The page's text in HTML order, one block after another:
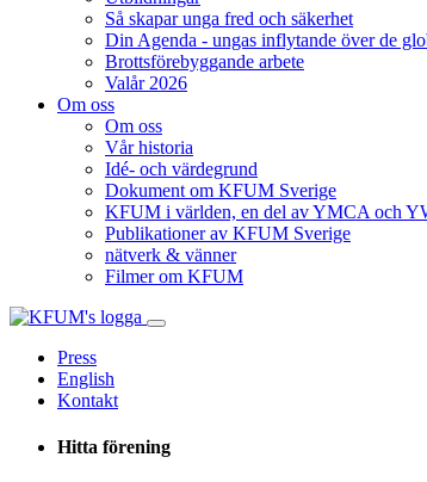
Så skapar unga fred och säkerhet
Din Agenda - ungas inflytande över de
Brottsförebyggande arbete
Valår 2026
Om oss
Om oss
Vår historia
Idé- och värdegrund
Dokument om KFUM Sverige
KFUM i världen, en del av YMCA och
Publikationer av KFUM Sverige
nätverk & vänner
Filmer om KFUM
Press
English
Kontakt
Hitta förening